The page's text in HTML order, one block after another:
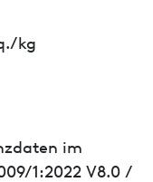
kg
im
1:2022 V8.0 /